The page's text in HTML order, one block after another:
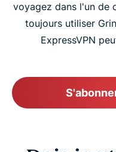
voyagez dans l'un de
toujours utiliser
ExpressVPN